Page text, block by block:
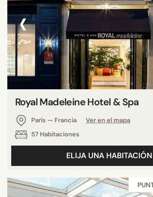
‹
Royal Madeleine Hotel & Spa
París — Francia
Ver en el mapa
57 Habitaciones
ELIJA UNA HABITACIÓN